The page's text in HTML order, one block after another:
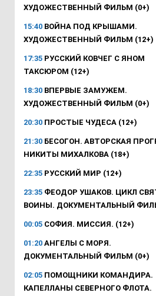
ХУДОЖЕСТВЕННЫЙ ФИЛЬМ (0+)
15:40 ВОЙНА ПОД КРЫШАМИ.
ХУДОЖЕСТВЕННЫЙ ФИЛЬМ (12+)
17:35 РУССКИЙ КОВЧЕГ С ЯНОМ
ТАКСЮРОМ (12+)
18:30 ВПЕРВЫЕ ЗАМУЖЕМ.
ХУДОЖЕСТВЕННЫЙ ФИЛЬМ (0+)
20:30 ПРОСТЫЕ ЧУДЕСА (12+)
21:30 БЕСОГОН. АВТОРСКАЯ
НИКИТЫ МИХАЛКОВА (18+)
22:35 РУССКИЙ МИР (12+)
23:35 ФЕОДОР УШАКОВ. ЦИКЛ
ВОИНЫ. ДОКУМЕНТАЛЬНЫЙ
00:05 СОФИЯ. МИССИЯ. (12+)
01:20 АНГЕЛЫ С МОРЯ.
ДОКУМЕНТАЛЬНЫЙ ФИЛЬМ (0+)
02:05 ПОМОЩНИКИ КОМАНДИРА.
КАПЕЛЛАНЫ СЕВЕРНОГО ФЛОТА.